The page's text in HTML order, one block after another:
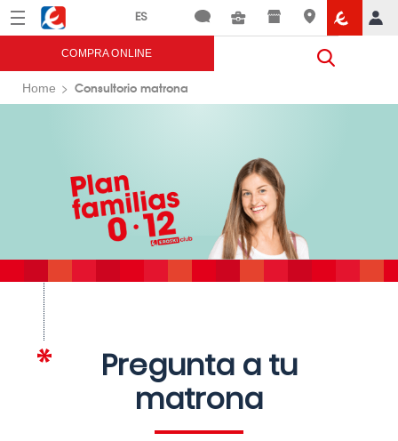
Menú Eroski
COMPRA ONLINE
Home Consultorio matrona
Pregunta a tu
matrona